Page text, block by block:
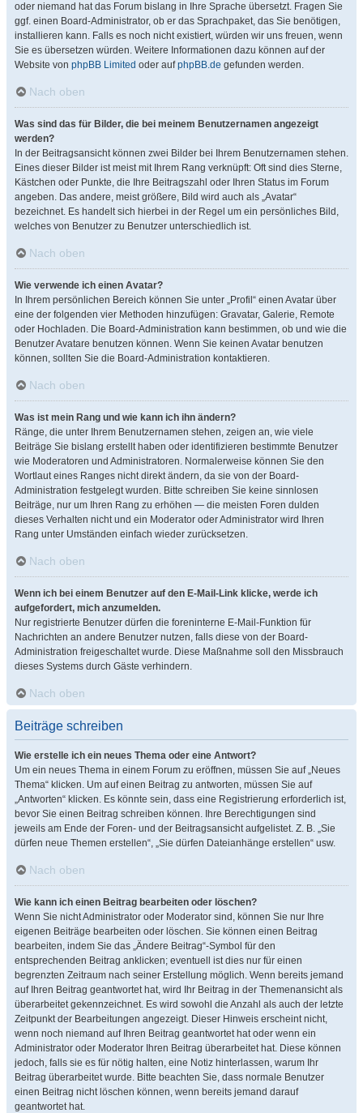
oder niemand hat das Forum bislang in Ihre Sprache übersetzt. Fragen Sie
ggf. einen Board-Administrator, ob er das Sprachpaket, das Sie benötigen,
installieren kann. Falls es noch nicht existiert, würden wir uns freuen, wenn
Sie es übersetzen würden. Weitere Informationen dazu können auf der
Website von phpBB Limited oder aufphpBB.de gefunden werden.
Nach oben
Was sind das für Bilder, die bei meinem Benutzernamen angezeigt
werden?
In der Beitragsansicht können zwei Bilder bei Ihrem Benutzernamen stehen.
Eines dieser Bilder ist meist mit Ihrem Rang verknüpft: Oft sind dies Sterne,
Kästchen oder Punkte, die Ihre Beitragszahl oder Ihren Status im Forum
angeben. Das andere, meist größere, Bild wird auch als „Avatar“
bezeichnet. Es handelt sich hierbei in der Regel um ein persönliches Bild,
welches von Benutzer zu Benutzer unterschiedlich ist.
Nach oben
Wie verwende ich einen Avatar?
In Ihrem persönlichen Bereich können Sie unter „Profil“ einen Avatar über
eine der folgenden vier Methoden hinzufügen: Gravatar, Galerie, Remote
oder Hochladen. Die Board-Administration kann bestimmen, ob und wie die
Benutzer Avatare benutzen können. Wenn Sie keinen Avatar benutzen
können, sollten Sie die Board-Administration kontaktieren.
Nach oben
Was ist mein Rang und wie kann ich ihn ändern?
Ränge, die unter Ihrem Benutzernamen stehen, zeigen an, wie viele
Beiträge Sie bislang erstellt haben oder identifizieren bestimmte Benutzer
wie Moderatoren und Administratoren. Normalerweise können Sie den
Wortlaut eines Ranges nicht direkt ändern, da sie von der Board-
Administration festgelegt wurden. Bitte schreiben Sie keine sinnlosen
Beiträge, nur um Ihren Rang zu erhöhen — die meisten Foren dulden
dieses Verhalten nicht und ein Moderator oder Administrator wird Ihren
Rang unter Umständen einfach wieder zurücksetzen.
Nach oben
Wenn ich bei einem Benutzer auf den E-Mail-Link klicke, werde ich
aufgefordert, mich anzumelden.
Nur registrierte Benutzer dürfen die foreninterne E-Mail-Funktion für
Nachrichten an andere Benutzer nutzen, falls diese von der Board-
Administration freigeschaltet wurde. Diese Maßnahme soll den Missbrauch
dieses Systems durch Gäste verhindern.
Nach oben
Beiträge schreiben
Wie erstelle ich ein neues Thema oder eine Antwort?
Um ein neues Thema in einem Forum zu eröffnen, müssen Sie auf „Neues
Thema“ klicken. Um auf einen Beitrag zu antworten, müssen Sie auf
„Antworten“ klicken. Es könnte sein, dass eine Registrierung erforderlich ist,
bevor Sie einen Beitrag schreiben können. Ihre Berechtigungen sind
jeweils am Ende der Foren- und der Beitragsansicht aufgelistet. Z. B. „Sie
dürfen neue Themen erstellen“, „Sie dürfen Dateianhänge erstellen“ usw.
Nach oben
Wie kann ich einen Beitrag bearbeiten oder löschen?
Wenn Sie nicht Administrator oder Moderator sind, können Sie nur Ihre
eigenen Beiträge bearbeiten oder löschen. Sie können einen Beitrag
bearbeiten, indem Sie das „Ändere Beitrag“-Symbol für den
entsprechenden Beitrag anklicken; eventuell ist dies nur für einen
begrenzten Zeitraum nach seiner Erstellung möglich. Wenn bereits jemand
auf Ihren Beitrag geantwortet hat, wird Ihr Beitrag in der Themenansicht als
überarbeitet gekennzeichnet. Es wird sowohl die Anzahl als auch der letzte
Zeitpunkt der Bearbeitungen angezeigt. Dieser Hinweis erscheint nicht,
wenn noch niemand auf Ihren Beitrag geantwortet hat oder wenn ein
Administrator oder Moderator Ihren Beitrag überarbeitet hat. Diese können
jedoch, falls sie es für nötig halten, eine Notiz hinterlassen, warum Ihr
Beitrag überarbeitet wurde. Bitte beachten Sie, dass normale Benutzer
einen Beitrag nicht löschen können, wenn bereits jemand darauf
geantwortet hat.